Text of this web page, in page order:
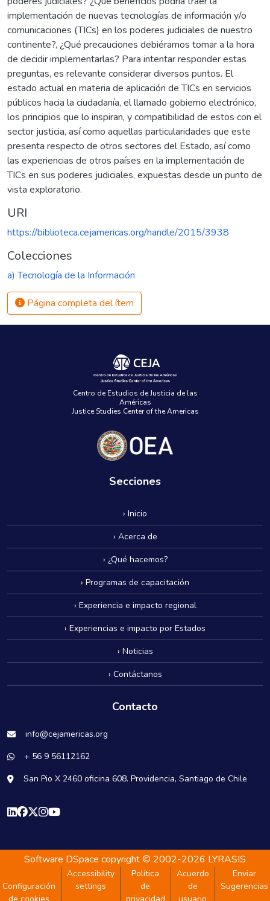
implementación de nuevas tecnologías de información y/o
comunicaciones (TICs) en los poderes judiciales de nuestro
continente?, ¿Qué precauciones debiéramos tomar a la hora
de decidir implementarlas? Para intentar responder estas
preguntas, es relevante considerar diversos puntos. El
estado actual en materia de aplicación de TICs en servicios
públicos hacia la ciudadanía, el llamado gobierno electrónico,
los principios que lo inspiran, y compatibilidad de estos con el
sector justicia, así como aquellas particularidades que este
presenta respecto de otros sectores del Estado, así como
las experiencias de otros países en la implementación de
TICs en sus poderes judiciales, expuestas desde un punto de
vista exploratorio.
URI
https://biblioteca.cejamericas.org/handle/2015/3938
Colecciones
a) Tecnología de la Información
Página completa del ítem
Centro de Estudios de Justicia de las
Américas
Justice Studies Center of the Americas
Secciones
› Inicio
› Acerca de
› ¿Qué hacemos?
› Programas de capacitación
› Experiencia e impacto regional
› Experiencias e impacto por Estados
› Noticias
› Contáctanos
Contacto
info@cejamericas.org
+ 56 9 56112162
San Pio X 2460 oficina 608. Providencia, Santiago de Chile
Software DSpace copyright © 2002-2026 LYRASIS
Configuración
Accessibility
settings
Política
de
Acuerdo
de
Enviar
Sugerencias